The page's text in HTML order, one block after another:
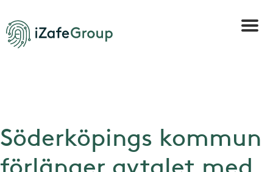
Söderköpings kommun
förlänger avtalet med